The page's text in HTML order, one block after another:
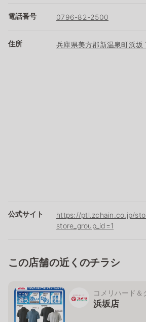
電話番号 0796-82-2500
住所 兵庫県美方郡新温泉町浜坂
公式サイト
https://ptl.zchain.co.jp/
store_group_id=1
この店舗の近くのチラシ
コメリハード＆
浜坂店